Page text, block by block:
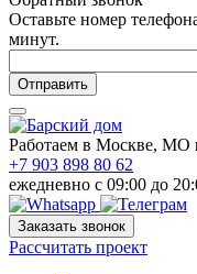
Оставьте номер
минут.
Отправить
Работаем в Москве,
+7 903 898 80 62
ежедневно c 09:00 до
Заказать звонок
Рассчитать проект